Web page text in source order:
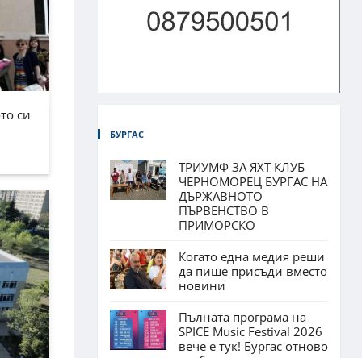
си
БУРГАС
ТРИУМФ ЗА ЯХТ КЛУБ
ЧЕРНОМОРЕЦ БУРГАС НА
ДЪРЖАВНОТО
ПЪРВЕНСТВО В
ПРИМОРСКО
Когато една медия реши
да пише присъди вместо
новини
Пълната програма на
SPICE Music Festival 2026
вече е тук! Бургас отново